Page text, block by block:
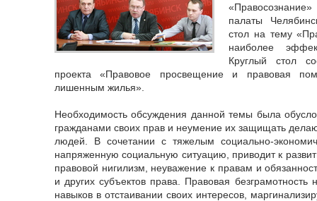
палаты
стол на тему
наиболее
Круглый стол
проекта «Правовое просвещение и правовая
лишенным жилья».
Необходимость обсуждения данной темы была
гражданами своих прав и неумение их защищать
людей. В сочетании с тяжелым социально-
напряженную социальную ситуацию, приводит к
правовой нигилизм, неуважение к правам и
и других субъектов права. Правовая безграмотность
навыков в отстаивании своих интересов,